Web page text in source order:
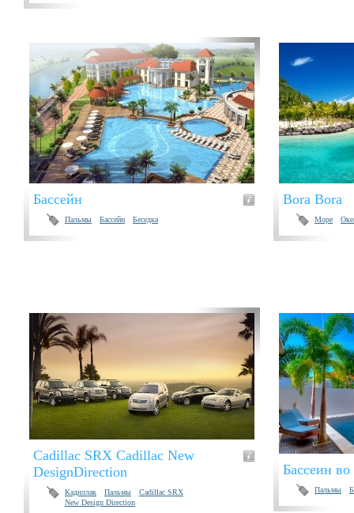
Бассейн
Пальмы Бассейн Беседка
Bora Bora
Море
Cadillac SRX Cadillac New
DesignDirection
Кадиллак Пальмы
Cadillac SRX
New Design Direction
Бассеин во
Пальмы